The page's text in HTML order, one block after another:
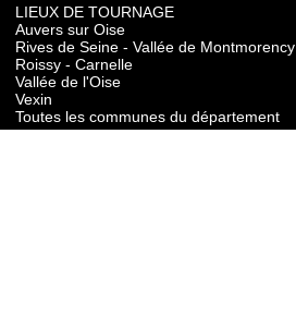
LIEUX DE TOURNAGE
Auvers sur Oise
Rives de Seine - Vallée de Montmorency
Roissy - Carnelle
Vallée de l'Oise
Vexin
Toutes les communes du département